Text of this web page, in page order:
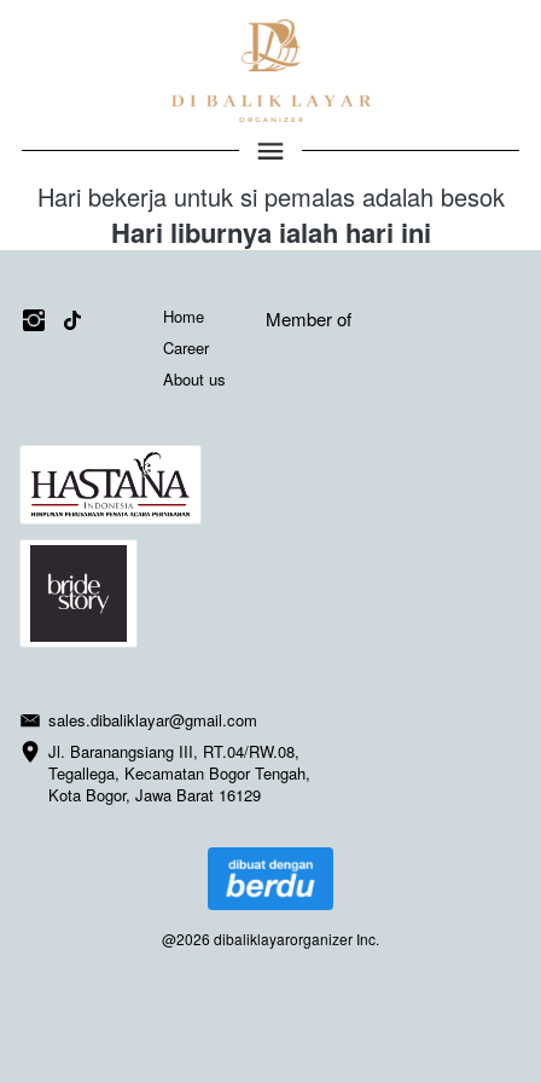
Hari bekerja untuk si pemalas adalah besok
Hari liburnya ialah hari ini
Home
Career
About us
Member of
sales.dibaliklayar@gmail.com
Jl. Baranangsiang III, RT.04/RW.08,
Tegallega, Kecamatan Bogor Tengah,
Kota Bogor, Jawa Barat 16129
@2026 dibaliklayarorganizer Inc.